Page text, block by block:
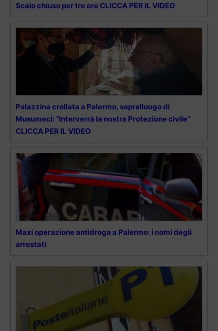
Scalo chiuso per tre ore CLICCA PER IL VIDEO
Palazzina crollata a Palermo, sopralluogo di
Musumeci: “Interverrà la nostra Protezione civile”
CLICCA PER IL VIDEO
Maxi operazione antidroga a Palermo: i nomi degli
arrestati